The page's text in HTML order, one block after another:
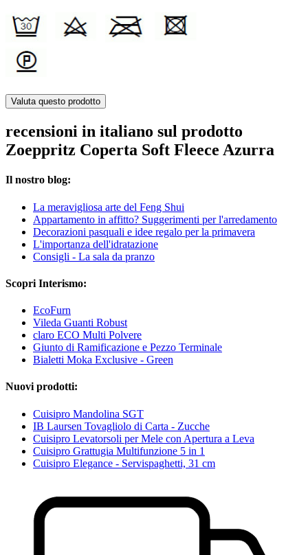
Valuta questo prodotto
recensioni in italiano sul prodotto
Zoeppritz Coperta Soft Fleece Azurra
Il nostro blog:
La meravigliosa arte del Feng Shui
Appartamento in affitto? Suggerimenti per l'arredamento
Decorazioni pasquali e idee regalo per la primavera
L'importanza dell'idratazione
Consigli - La sala da pranzo
Scopri Interismo:
EcoFurn
Vileda Guanti Robust
claro ECO Multi Polvere
Giunto di Ramificazione e Pezzo Terminale
Bialetti Moka Exclusive - Green
Nuovi prodotti:
Cuisipro Mandolina SGT
IB Laursen Tovagliolo di Carta - Zucche
Cuisipro Levatorsoli per Mele con Apertura a Leva
Cuisipro Grattugia Multifunzione 5 in 1
Cuisipro Elegance - Servispaghetti, 31 cm